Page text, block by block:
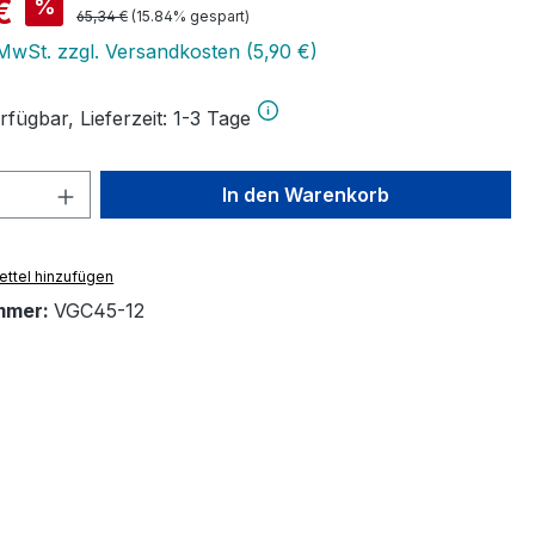
% Regulärer Preis:
65,34 € (15.84% gespart)
zzgl. Versandkosten (5,90 €)
Lieferzeit: 1-3 Tage
Anzahl: Gib den gewünschten Wert
In den Warenkorb
hinzufügen
VGC45-12